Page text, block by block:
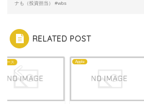
ナも（投資担当） #wbs
RELATED POST
ュース Apple